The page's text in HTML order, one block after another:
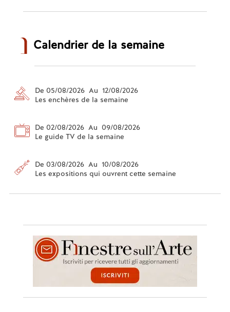
Calendrier de la semaine
De 05/08/2026 Au 12/08/2026
Les enchères de la semaine
De 02/08/2026 Au 09/08/2026
Le guide TV de la semaine
De 03/08/2026 Au 10/08/2026
Les expositions qui ouvrent cette semaine